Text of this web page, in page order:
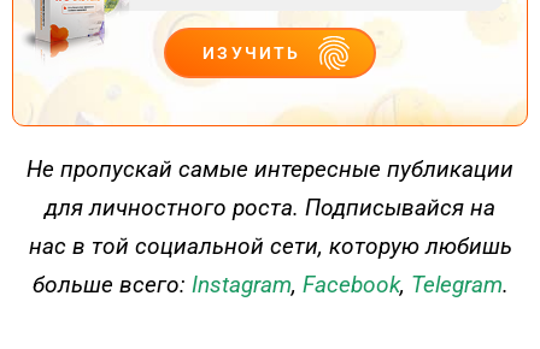
ИЗУЧИТЬ
ДЕЙСТВУЙ
Не пропускай самые интересные публикации
для личностного роста. Подписывайся на
нас в той социальной сети, которую любишь
больше всего: Instagram, Facebook, Telegram.